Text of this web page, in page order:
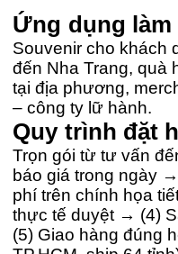
Ứng dụng làm
Souvenir cho khách
đến Nha Trang, quà
tại địa phương,
– công ty lữ hành.
Quy trình đặt
Trọn gói từ tư vấn
báo giá trong ngày
phí trên chính họa
thực tế duyệt → (4)
(5) Giao hàng đúng